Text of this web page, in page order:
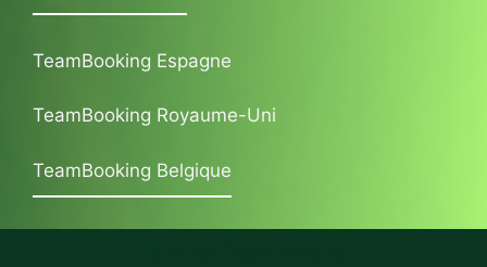
TeamBooking Espagne
TeamBooking Royaume-Uni
TeamBooking Belgique